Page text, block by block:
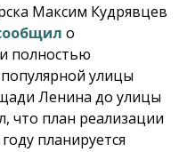
Максим Кудрявцев
о
полностью
улицы
Ленина до улицы
что план реализации
планируется